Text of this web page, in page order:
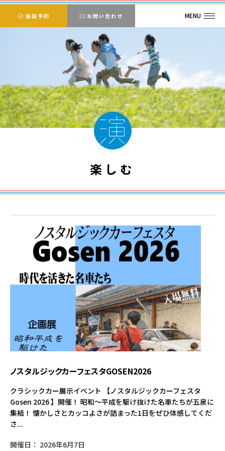
施設予約 お問い合わせ MENU
楽しむ
ノスタルジックカーフェスタGOSEN2026
クラシックカー展示イベント 【ノスタルジックカーフェスタ
Gosen 2026 】開催！ 昭和〜平成を駆け抜けた名車たちが五泉に
集結！ 懐かしさとカッコよさが詰まった1日をぜひ体感してくだ
さ...
開催日： 2026年6月7日